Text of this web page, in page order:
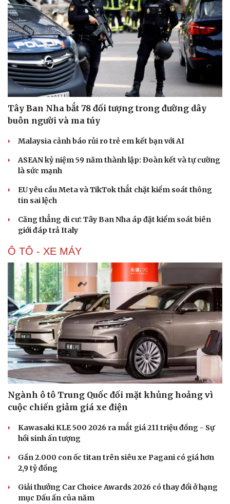
Tây Ban Nha bắt 78 đối tượng trong đường dây
buôn người và ma túy
Malaysia cảnh báo rủi ro trẻ em kết bạn với AI
ASEAN kỷ niệm 59 năm thành lập: Đoàn kết và tự cường
là sức mạnh
EU yêu cầu Meta và TikTok thắt chặt kiểm soát thông
tin sai lệch
Căng thẳng di cư: Tây Ban Nha áp đặt kiểm soát biên
giới đáp trả Italy
Ô TÔ - XE MÁY
Ngành ô tô Trung Quốc đối mặt khủng hoảng vì
cuộc chiến giảm giá xe điện
Kawasaki KLE 500 2026 ra mắt giá 211 triệu đồng - Sự
hồi sinh ấn tượng
Gần 2.000 con ốc titan trên siêu xe Pagani có giá hơn
2,9 tỷ đồng
Giải thưởng Car Choice Awards 2026 có thay đổi ở hạng
mục Dấu ấn của năm